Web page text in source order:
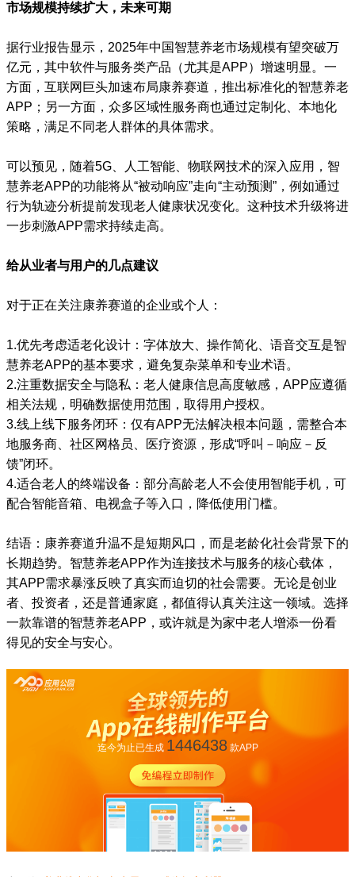
市场规模持续扩大，未来可期
据行业报告显示，2025年中国智慧养老市场规模有望突破万
亿元，其中软件与服务类产品（尤其是APP）增速明显。一
方面，互联网巨头加速布局康养赛道，推出标准化的智慧养老
APP；另一方面，众多区域性服务商也通过定制化、本地化
策略，满足不同老人群体的具体需求。
可以预见，随着5G、人工智能、物联网技术的深入应用，智
慧养老APP的功能将从“被动响应”走向“主动预测”，例如通过
行为轨迹分析提前发现老人健康状况变化。这种技术升级将进
一步刺激APP需求持续走高。
给从业者与用户的几点建议
对于正在关注康养赛道的企业或个人：
1.优先考虑适老化设计：字体放大、操作简化、语音交互是智
慧养老APP的基本要求，避免复杂菜单和专业术语。
2.注重数据安全与隐私：老人健康信息高度敏感，APP应遵循
相关法规，明确数据使用范围，取得用户授权。
3.线上线下服务闭环：仅有APP无法解决根本问题，需整合本
地服务商、社区网格员、医疗资源，形成“呼叫－响应－反
馈”闭环。
4.适合老人的终端设备：部分高龄老人不会使用智能手机，可
配合智能音箱、电视盒子等入口，降低使用门槛。
结语：康养赛道升温不是短期风口，而是老龄化社会背景下的
长期趋势。智慧养老APP作为连接技术与服务的核心载体，
其APP需求暴涨反映了真实而迫切的社会需要。无论是创业
者、投资者，还是普通家庭，都值得认真关注这一领域。选择
一款靠谱的智慧养老APP，或许就是为家中老人增添一份看
得见的安全与安心。
迄今为止已生成 1446438款APP